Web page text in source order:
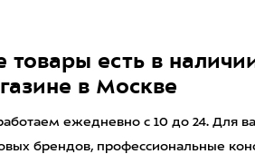
товары есть в
в Москве
ежедневно с 10 до 24. Для
брендов, профессиональные